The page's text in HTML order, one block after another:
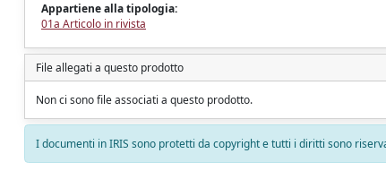
Appartiene alla tipologia:
01a Articolo in rivista
File allegati a questo prodotto
Non ci sono file associati a questo prodotto.
I documenti in IRIS sono protetti da copyright e tutti i diritti sono